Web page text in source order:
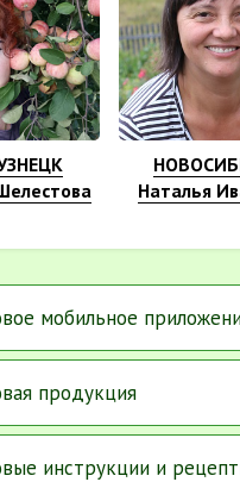
Наталья
мобильное
продукция
инструкции и